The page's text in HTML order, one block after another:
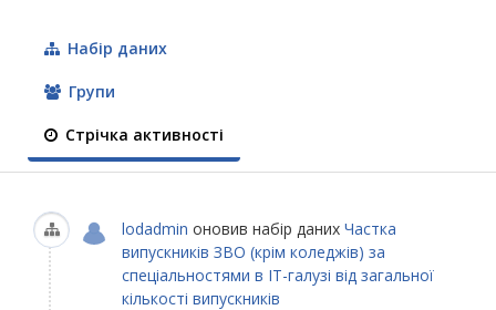
Набір даних
Групи
Стрічка активності
lodadmin оновив набір даних Частка
випускників ЗВО (крім коледжів) за
спеціальностями в ІТ-галузі від загальної
кількості випускників